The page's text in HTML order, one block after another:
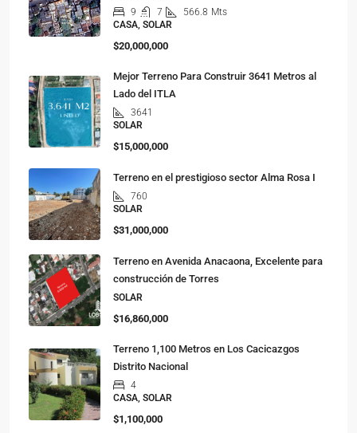
9 7 566.8 Mts
CASA, SOLAR
$20,000,000
Mejor Terreno Para Construir 3641 Metros al
Lado del ITLA
3641
SOLAR
$15,000,000
Terreno en el prestigioso sector Alma Rosa I
760
SOLAR
$31,000,000
Terreno en Avenida Anacaona, Excelente para
construcción de Torres
SOLAR
$16,860,000
Terreno 1,100 Metros en Los Cacicazgos
Distrito Nacional
4
CASA, SOLAR
$1,100,000